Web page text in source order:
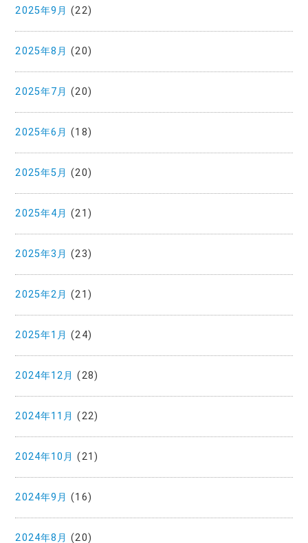
2025年9月 (22)
2025年8月 (20)
2025年7月 (20)
2025年6月 (18)
2025年5月 (20)
2025年4月 (21)
2025年3月 (23)
2025年2月 (21)
2025年1月 (24)
2024年12月 (28)
2024年11月 (22)
2024年10月 (21)
2024年9月 (16)
2024年8月 (20)